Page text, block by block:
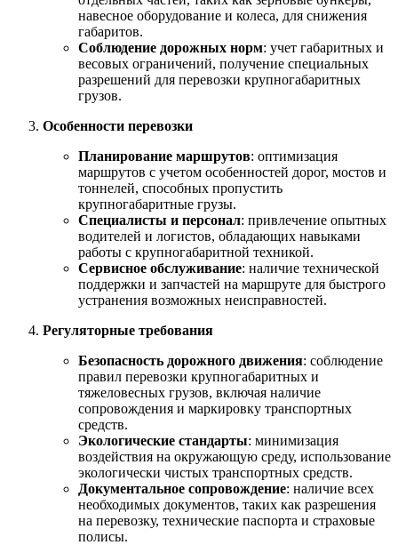
навесное оборудование и колеса, для снижения
габаритов.
Соблюдение дорожных норм: учет габаритных и
весовых ограничений, получение специальных
разрешений для перевозки крупногабаритных
грузов.
Особенности перевозки
Планирование маршрутов: оптимизация
маршрутов с учетом особенностей дорог, мостов и
тоннелей, способных пропустить
крупногабаритные грузы.
Специалисты и персонал: привлечение опытных
водителей и логистов, обладающих навыками
работы с крупногабаритной техникой.
Сервисное обслуживание: наличие технической
поддержки и запчастей на маршруте для быстрого
устранения возможных неисправностей.
Регуляторные требования
Безопасность дорожного движения: соблюдение
правил перевозки крупногабаритных и
тяжеловесных грузов, включая наличие
сопровождения и маркировку транспортных
средств.
Экологические стандарты: минимизация
воздействия на окружающую среду, использование
экологически чистых транспортных средств.
Документальное сопровождение: наличие всех
необходимых документов, таких как разрешения
на перевозку, технические паспорта и страховые
полисы.